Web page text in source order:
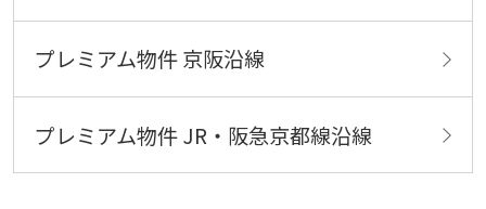
プレミアム物件 京阪沿線
プレミアム物件 JR・阪急京都線沿線